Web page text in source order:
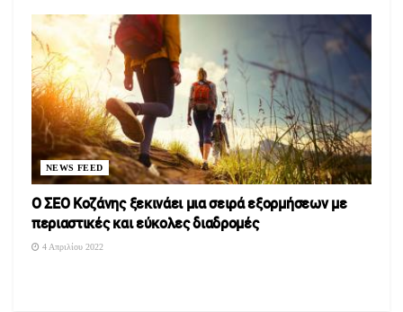
NEWS FEED
Ο ΣΕΟ Κοζάνης ξεκινάει μια σειρά εξορμήσεων με
περιαστικές και εύκολες διαδρομές
4 Απριλίου 2022